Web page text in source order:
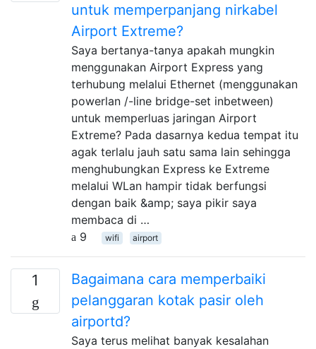
untuk memperpanjang nirkabel
Airport Extreme?
Saya bertanya-tanya apakah mungkin
menggunakan Airport Express yang
terhubung melalui Ethernet (menggunakan
powerlan /-line bridge-set inbetween)
untuk memperluas jaringan Airport
Extreme? Pada dasarnya kedua tempat itu
agak terlalu jauh satu sama lain sehingga
menghubungkan Express ke Extreme
melalui WLan hampir tidak berfungsi
dengan baik &amp; saya pikir saya
membaca di …
9
wifi airport
1
Bagaimana cara memperbaiki
pelanggaran kotak pasir oleh
airportd?
Saya terus melihat banyak kesalahan